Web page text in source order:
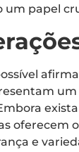
papel
oferecem
e